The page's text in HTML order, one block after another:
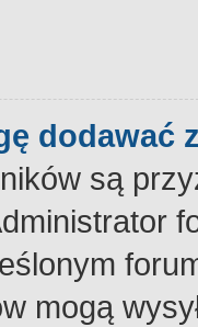
dodawać
są
mogą